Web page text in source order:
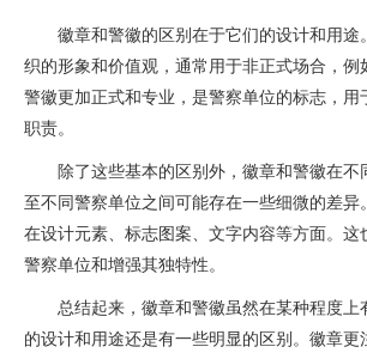
徽章和警徽的区别在于它们的设计和用途
织的形象和价值观，通常用于非正式场合，例
警徽更加正式和专业，是警察单位的标志，用
职责。
除了这些基本的区别外，徽章和警徽在不
至不同警察单位之间可能存在一些细微的差异
在设计元素、标志图案、文字内容等方面。这
警察单位和增强其独特性。
总结起来，徽章和警徽虽然在某种程度上
的设计和用途还是有一些明显的区别。徽章更